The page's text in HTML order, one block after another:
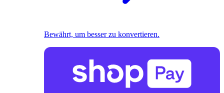
Bewährt, um besser zu konvertieren.